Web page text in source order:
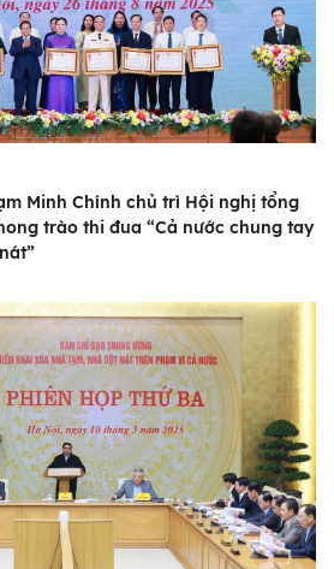
biệt’, của “ý Đảng, lòng
tộc, nghĩa đồng bào”, có
xã hội nhân văn sâu sắc,
đây cũng chính là một
trong công cuộc giảm
củng cố nền tảng cho
triển vì sự công bằng,
bền vững của đất nước
Minh Chính chủ trì Hội nghị tổng
trào thi đua “Cả nước chung tay